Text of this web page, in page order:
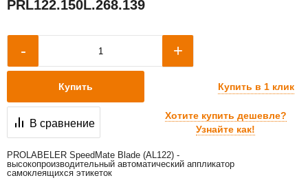
PRL122.150L.268.139
- +
Купить Купить в 1 клик
В сравнение
Хотите купить дешевле?
Узнайте как!
PROLABELER SpeedMate Blade (AL122) -
высокопроизводительный автоматический аппликатор
самоклеящихся этикеток